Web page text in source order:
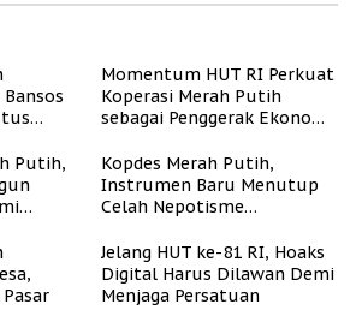
Momentum HUT RI Perkuat
Koperasi Merah Putih
sebagai Penggerak Ekonomi
Putih,
Kopdes Merah Putih,
Instrumen Baru Menutup
Celah Nepotisme
Jelang HUT ke-81 RI, Hoaks
Digital Harus Dilawan Demi
Menjaga Persatuan